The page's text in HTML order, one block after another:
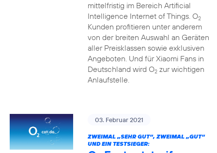
mittelfristig im Bereich Artificial
Intelligence Internet of Things. O2
Kunden profitieren unter anderem
von der breiten Auswahl an Geräten
aller Preisklassen sowie exklusiven
Angeboten. Und für Xiaomi Fans in
Deutschland wird O2zur wichtigen
Anlaufstelle.
03. Februar 2021
ZWEIMAL „SEHR GUT“, ZWEIMAL „GUT“
UND EIN TESTSIEGER: